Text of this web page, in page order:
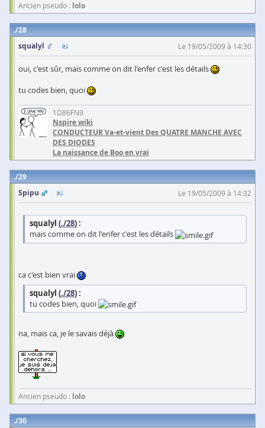
Ancien pseudo : lolo
28
squalyl
Le 19/05/2009 à 14:30
oui, c'est sûr, mais comme on dit l'enfer c'est les détails
tu codes bien, quoi
1D86FN9
Nspire wiki
CONDUCTEUR Va-et-vient Des QUATRE MANCHE AVEC
DES DIODES
La naissance de Boo en vrai
29
Spipu
Le 19/05/2009 à 14:32
squalyl (./28) :
mais comme on dit l'enfer c'est les détails
ca c'est bien vrai
squalyl (./28) :
tu codes bien, quoi
na, mais ca, je le savais déjà
Ancien pseudo : lolo
30